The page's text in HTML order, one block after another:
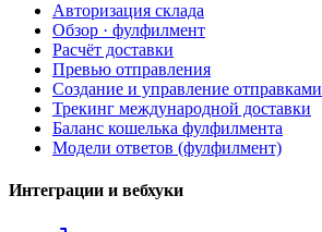
Авторизация склада
Обзор · фулфилмент
Расчёт доставки
Превью отправления
Создание и управление отправками
Трекинг международной доставки
Баланс кошелька фулфилмента
Модели ответов (фулфилмент)
Интеграции и вебхуки